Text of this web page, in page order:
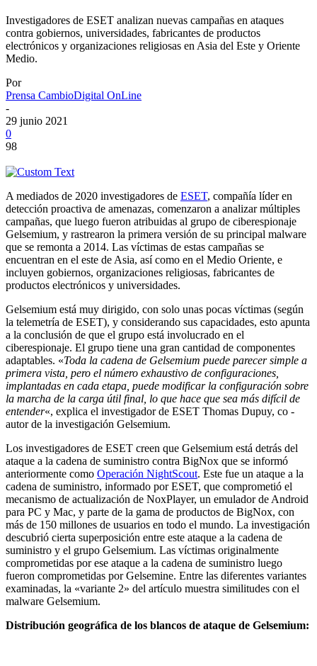
Investigadores de ESET analizan nuevas campañas en ataques
contra gobiernos, universidades, fabricantes de productos
electrónicos y organizaciones religiosas en Asia del Este y Oriente
Medio.
Por
Prensa CambioDigital OnLine
-
29 junio 2021
0
98
A mediados de 2020 investigadores de ESET, compañía líder en
detección proactiva de amenazas, comenzaron a analizar múltiples
campañas, que luego fueron atribuidas al grupo de ciberespionaje
Gelsemium, y rastrearon la primera versión de su principal malware
que se remonta a 2014. Las víctimas de estas campañas se
encuentran en el este de Asia, así como en el Medio Oriente, e
incluyen gobiernos, organizaciones religiosas, fabricantes de
productos electrónicos y universidades.
Gelsemium está muy dirigido, con solo unas pocas víctimas (según
la telemetría de ESET), y considerando sus capacidades, esto apunta
a la conclusión de que el grupo está involucrado en el
ciberespionaje. El grupo tiene una gran cantidad de componentes
adaptables. «Toda la cadena de Gelsemium puede parecer simple a
primera vista, pero el número exhaustivo de configuraciones,
implantadas en cada etapa, puede modificar la configuración sobre
la marcha de la carga útil final, lo que hace que sea más difícil de
entender«, explica el investigador de ESET Thomas Dupuy, co -
autor de la investigación Gelsemium.
Los investigadores de ESET creen que Gelsemium está detrás del
ataque a la cadena de suministro contra BigNox que se informó
anteriormente como Operación NightScout. Este fue un ataque a la
cadena de suministro, informado por ESET, que comprometió el
mecanismo de actualización de NoxPlayer, un emulador de Android
para PC y Mac, y parte de la gama de productos de BigNox, con
más de 150 millones de usuarios en todo el mundo. La investigación
descubrió cierta superposición entre este ataque a la cadena de
suministro y el grupo Gelsemium. Las víctimas originalmente
comprometidas por ese ataque a la cadena de suministro luego
fueron comprometidas por Gelsemine. Entre las diferentes variantes
examinadas, la «variante 2» del artículo muestra similitudes con el
malware Gelsemium.
Distribución geográfica de los blancos de ataque de Gelsemium: